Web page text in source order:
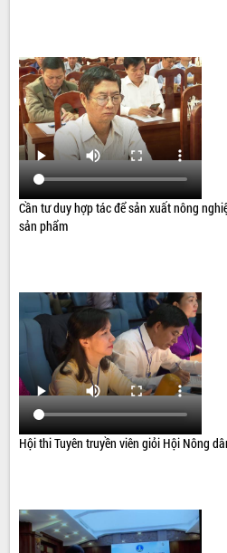
Cần tư duy hợp tác để sản xuất nông
sản phẩm
Hội thi Tuyên truyền viên giỏi Hội Nông